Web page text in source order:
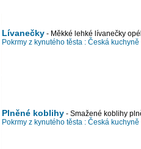
Lívanečky - Měkké lehké lívanečky
Pokrmy z kynutého těsta : Česká kuchyně
Plněné koblihy - Smažené koblihy
Pokrmy z kynutého těsta : Česká kuchyně